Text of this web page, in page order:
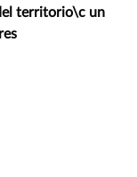
territorio\c un